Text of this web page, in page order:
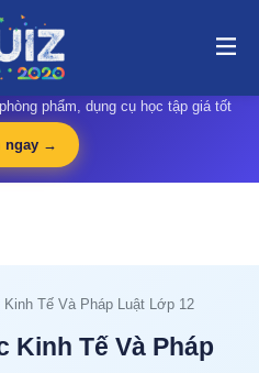
Kinh Tế Và Pháp Luật Lớp 12 (1
🛍️
phẩm, dụng cụ học tập giá tốt
ngay →
Kinh Tế Và Pháp Luật Lớp 12
Kinh Tế Và Pháp